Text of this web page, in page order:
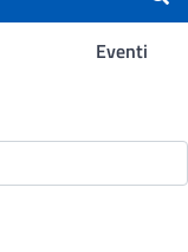
Eventi
-